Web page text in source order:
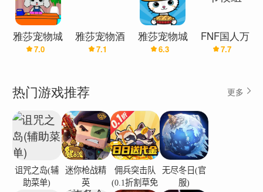
雅莎宠物城
7.0
雅莎宠物酒
店
7.1
雅莎宠物城
6.3
FNF国人万
圣节模组
7.7
热门游戏推荐 更多
诅咒之岛(辅
助菜单)
迷你枪战精
英
佣兵突击队
(0.1折割草免
无尽冬日(官
服)